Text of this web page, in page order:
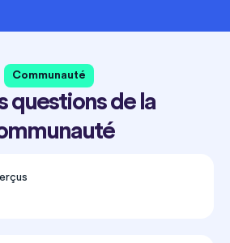
Communauté
questions de la